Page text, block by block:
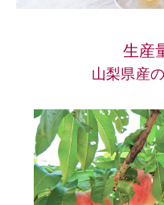
生産
山梨県産